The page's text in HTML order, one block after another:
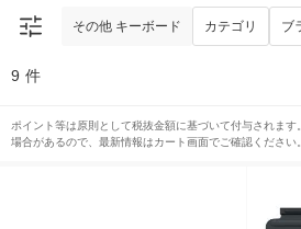
その他 キーボード カテゴリ ブ
9 件
ポイント等は原則として税抜金額に基づいて付与されま
場合があるので、最新情報はカート画面でご確認ください。